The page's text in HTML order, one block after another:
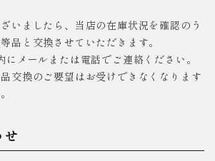
いましたら、当店の在庫状況を確認のう
品と交換させていただきます。
にメールまたは電話でご連絡ください。
交換のご要望はお受けできなくなります